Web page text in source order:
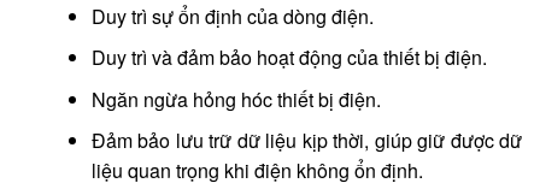
Duy trì sự ổn định của dòng điện.
Duy trì và đảm bảo hoạt động của thiết bị điện.
Ngăn ngừa hỏng hóc thiết bị điện.
Đảm bảo lưu trữ dữ liệu kịp thời, giúp giữ được dữ
liệu quan trọng khi điện không ổn định.